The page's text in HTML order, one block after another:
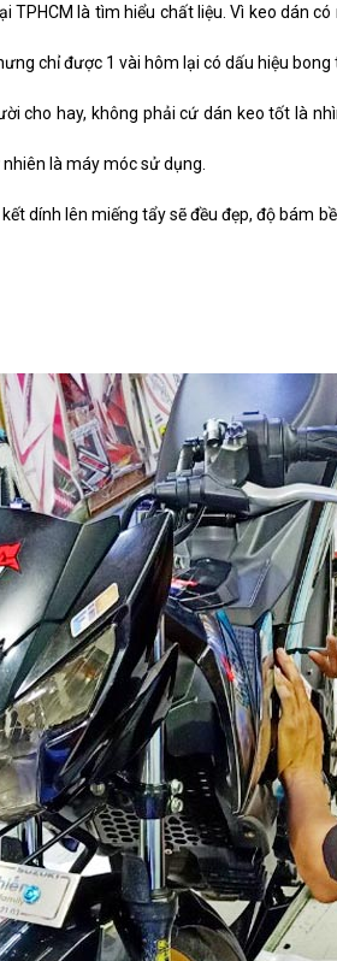
là tìm hiểu chất liệu. Vì keo dán
chỉ được 1 vài hôm lại có dấu hiệu bong
cho hay, không phải cứ dán keo tốt là
là máy móc sử dụng.
dính lên miếng tẩy sẽ đều đẹp, độ bám